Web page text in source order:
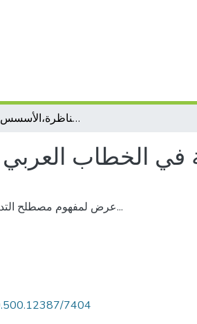
التداولية في الخطاب العربي المعاصر:مفهوم المناظرة،الأسسس والمساءلات
في الخطاب
عرض لمفهوم مصطلح التداولية في الخطاب الفلسفي العربي المعاصر...
7404